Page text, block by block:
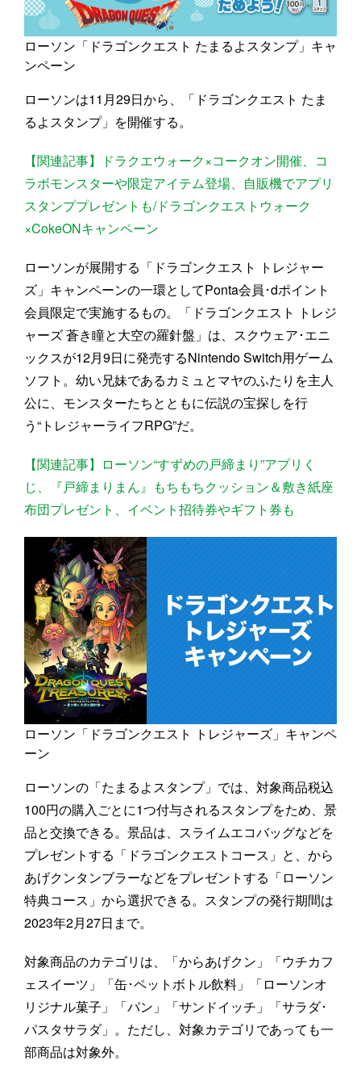
ローソン「ドラゴンクエスト たまるよスタンプ」キャ
ンペーン
ローソンは11月29日から、「ドラゴンクエスト たま
るよスタンプ」を開催する。
【関連記事】ドラクエウォーク×コークオン開催、コ
ラボモンスターや限定アイテム登場、自販機でアプリ
スタンププレゼントも/ドラゴンクエストウォーク
×CokeONキャンペーン
ローソンが展開する「ドラゴンクエスト トレジャー
ズ」キャンペーンの一環としてPonta会員･dポイント
会員限定で実施するもの。「ドラゴンクエスト トレジ
ャーズ 蒼き瞳と大空の羅針盤」は、スクウェア･エニ
ックスが12月9日に発売するNintendo Switch用ゲーム
ソフト。幼い兄妹であるカミュとマヤのふたりを主人
公に、モンスターたちとともに伝説の宝探しを行
う“トレジャーライフRPG”だ。
【関連記事】ローソン“すずめの戸締まり”アプリく
じ、『戸締まりまん』もちもちクッション＆敷き紙座
布団プレゼント、イベント招待券やギフト券も
ローソン「ドラゴンクエスト トレジャーズ」キャンペ
ーン
ローソンの「たまるよスタンプ」では、対象商品税込
100円の購入ごとに1つ付与されるスタンプをため、景
品と交換できる。景品は、スライムエコバッグなどを
プレゼントする「ドラゴンクエストコース」と、から
あげクンタンブラーなどをプレゼントする「ローソン
特典コース」から選択できる。スタンプの発行期間は
2023年2月27日まで。
対象商品のカテゴリは、「からあげクン」「ウチカフ
ェスイーツ」「缶･ペットボトル飲料」「ローソンオ
リジナル菓子」「パン」「サンドイッチ」「サラダ･
パスタサラダ」。ただし、対象カテゴリであっても一
部商品は対象外。